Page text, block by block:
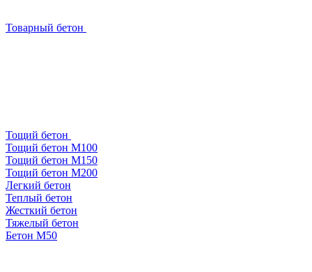
Товарный бетон
Тощий бетон
Тощий бетон М100
Тощий бетон М150
Тощий бетон М200
Легкий бетон
Теплый бетон
Жесткий бетон
Тяжелый бетон
Бетон М50